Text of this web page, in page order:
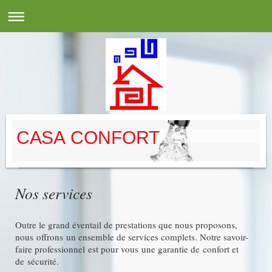
CASA CONFORT
Nos services
Outre le grand éventail de prestations que nous proposons,
nous offrons un ensemble de services complets. Notre savoir-
faire professionnel est pour vous une garantie de confort et
de sécurité.